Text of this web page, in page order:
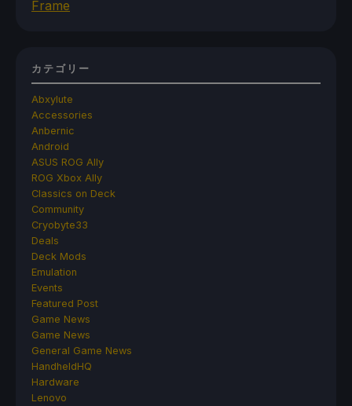
Frame
カテゴリー
Abxylute
Accessories
Anbernic
Android
ASUS ROG Ally
ROG Xbox Ally
Classics on Deck
Community
Cryobyte33
Deals
Deck Mods
Emulation
Events
Featured Post
Game News
Game News
General Game News
HandheldHQ
Hardware
Lenovo